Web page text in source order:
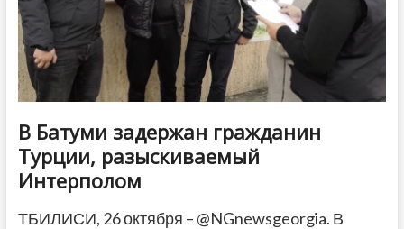
В Батуми задержан гражданин
Турции, разыскиваемый
Интерполом
ТБИЛИСИ, 26 октября – @NGnewsgeorgia. В